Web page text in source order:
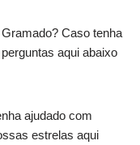
Caso tenha
aqui abaixo
ajudado com
estrelas aqui